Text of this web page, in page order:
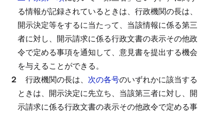
る情報が記録されているときは、行政機関の長は、
開示決定等をするに当たって、当該情報に係る第三
者に対し、開示請求に係る行政文書の表示その他政
令で定める事項を通知して、意見書を提出する機会
を与えることができる。
２ 行政機関の長は、 次の各号のいずれかに該当する
ときは、開示決定に先立ち、当該第三者に対し、開
示請求に係る行政文書の表示その他政令で定める事